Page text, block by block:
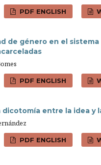
PDF ENGLISH
de género en el
PDF ENGLISH
dicotomía entre la idea y
PDF ENGLISH